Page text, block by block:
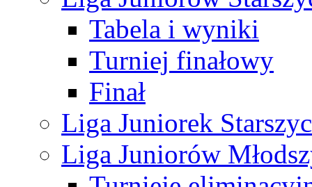
Tabela i wyniki
Turniej finałowy
Finał
Liga Juniorek
Liga Juniorów